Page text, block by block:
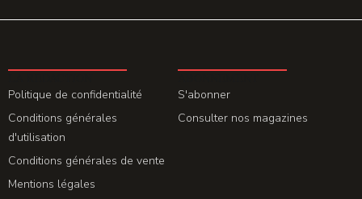
Politique de confidentialité
Conditions générales
d'utilisation
Conditions générales de vente
Mentions légales
S'abonner
Consulter nos magazines